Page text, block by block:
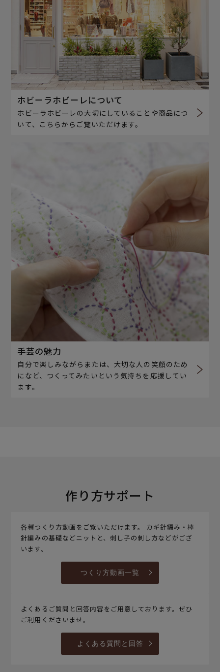
ホビーラホビーレについて
ホビーラホビーレの大切にしていることや商品につ
いて、こちらからご覧いただけます。
手芸の魅力
自分で楽しみながらまたは、大切な人の笑顔のため
になど、つくってみたいという気持ちを応援してい
ます。
作り方サポート
各種つくり方動画をご覧いただけます。 カギ針編み・棒
針編みの基礎などニットと、刺し子の刺し方などがござ
います。
つくり方動画一覧
よくあるご質問と回答内容をご用意しております。ぜひ
ご利用くださいませ。
よくある質問と回答